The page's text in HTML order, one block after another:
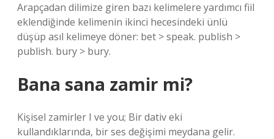
Arapçadan dilimize giren bazı kelimelere yardımcı fiil
eklendiğinde kelimenin ikinci hecesindeki ünlü
düşüp asıl kelimeye döner: bet > speak. publish >
publish. bury > bury.
Bana sana zamir mi?
Kişisel zamirler I ve you; Bir dativ eki
kullandıklarında, bir ses değişimi meydana gelir.